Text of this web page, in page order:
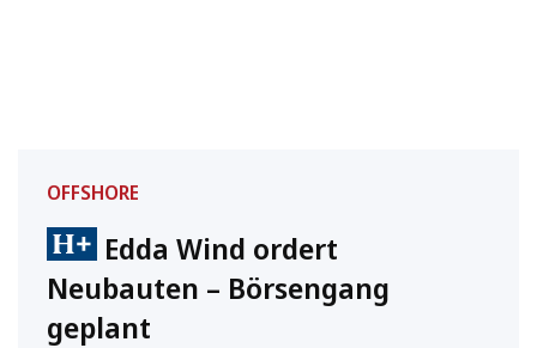
OFFSHORE
Edda Wind ordert
Neubauten – Börsengang
geplant